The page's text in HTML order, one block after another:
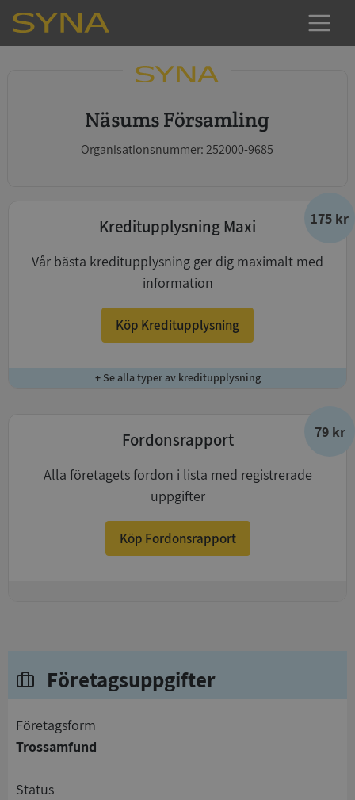
Näsums Församling
Organisationsnummer: 252000-9685
175 kr
Kreditupplysning Maxi
Vår bästa kreditupplysning ger dig maximalt med
information
Köp Kreditupplysning
+ Se alla typer av kreditupplysning
79 kr
Fordonsrapport
Alla företagets fordon i lista med registrerade
uppgifter
Köp Fordonsrapport
Företagsuppgifter
företagsform
Trossamfund
status